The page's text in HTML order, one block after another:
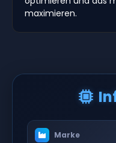
maximieren.
Marke